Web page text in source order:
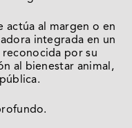
actúa al margen o en
integrada en un
por su
al bienestar animal,